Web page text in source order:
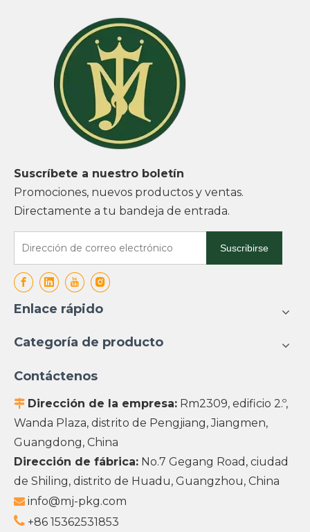
Suscríbete a nuestro boletín
Promociones, nuevos productos y ventas.
Directamente a tu bandeja de entrada.
Suscribirse
Enlace rápido
Categoría de producto
Contáctenos
 Dirección de la empresa: Rm2309, edificio 2.º,
Wanda Plaza, distrito de Pengjiang, Jiangmen,
Guangdong, China
Dirección de fábrica: No.7 Gegang Road, ciudad
de Shiling, distrito de Huadu, Guangzhou, China
 info@mj-pkg.com
 +86 15362531853